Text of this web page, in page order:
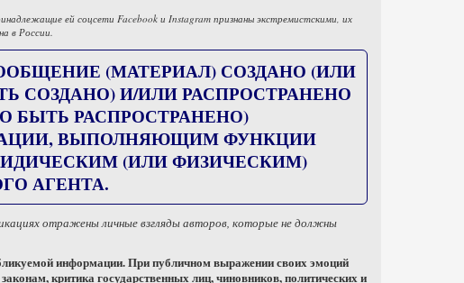
ей соцсети Facebook и Instagram признаны экстремистскими, их
в России.
(МАТЕРИАЛ) СОЗДАНО (ИЛИ
СОЗДАНО) И/ИЛИ РАСПРОСТРАНЕНО
БЫТЬ РАСПРОСТРАНЕНО)
ВЫПОЛНЯЮЩИМ ФУНКЦИИ
(ИЛИ ФИЗИЧЕСКИМ)
АГЕНТА.
отражены личные взгляды авторов, которые не должны
информации. При публичном выражении своих эмоций
критика государственных лиц, чиновников, политических и